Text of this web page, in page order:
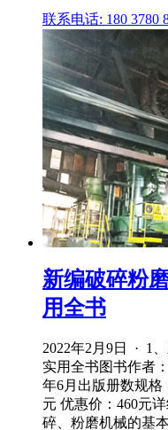
联系电话: 180 3780
新编破碎粉
用全书
2022年2月9日 · 1
实用全书图书作者
年6月出版册数规格
元 优惠价：460元
碎、粉磨机械的基